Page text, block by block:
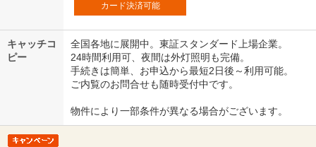
カード決済可能
キャッチコ
ピー
全国各地に展開中。東証スタンダード上場企業。
24時間利用可、夜間は外灯照明も完備。
手続きは簡単、お申込から最短2日後～利用可能。
ご内覧のお問合せも随時受付中です。
物件により一部条件が異なる場合がございます。